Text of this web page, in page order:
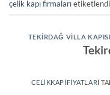
çelik kapı firmalarıetiketlendi
TEKIRDAĞ VILLA
CELIKKAPIFIYATLARI